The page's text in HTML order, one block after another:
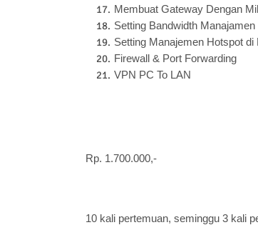
Membuat Gateway Dengan
Setting Bandwidth
Setting Manajemen Hotspot di
Firewall & Port Forwarding
VPN PC To LAN
Rp. 1.700.000,-
10 kali pertemuan, seminggu 3 kali